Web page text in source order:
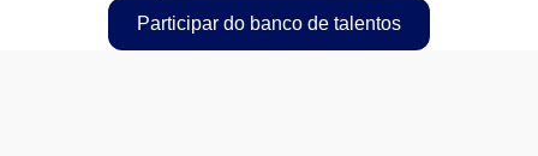
Participar do banco de talentos